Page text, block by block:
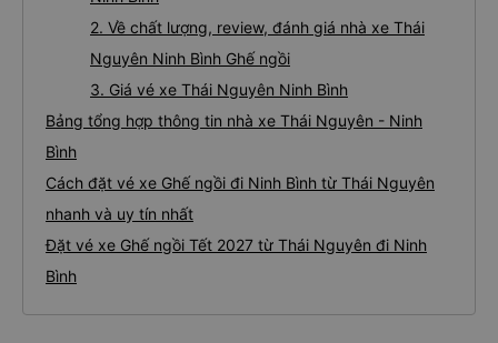
2. Về chất lượng, review, đánh giá nhà xe Thái
Nguyên Ninh Bình Ghế ngồi
3. Giá vé xe Thái Nguyên Ninh Bình
Bảng tổng hợp thông tin nhà xe Thái Nguyên - Ninh
Bình
Cách đặt vé xe Ghế ngồi đi Ninh Bình từ Thái Nguyên
nhanh và uy tín nhất
Đặt vé xe Ghế ngồi Tết 2027 từ Thái Nguyên đi Ninh
Bình